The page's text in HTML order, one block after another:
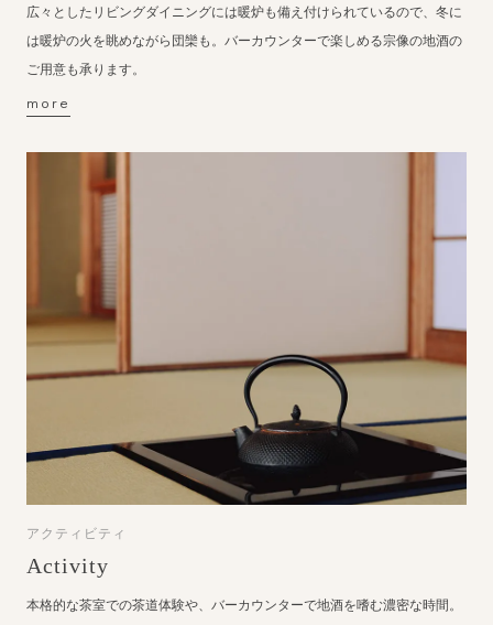
広々としたリビングダイニングには暖炉も備え付けられているので、冬に
は暖炉の火を眺めながら団欒も。バーカウンターで楽しめる宗像の地酒の
ご用意も承ります。
more
アクティビティ
Activity
本格的な茶室での茶道体験や、バーカウンターで地酒を嗜む濃密な時間。